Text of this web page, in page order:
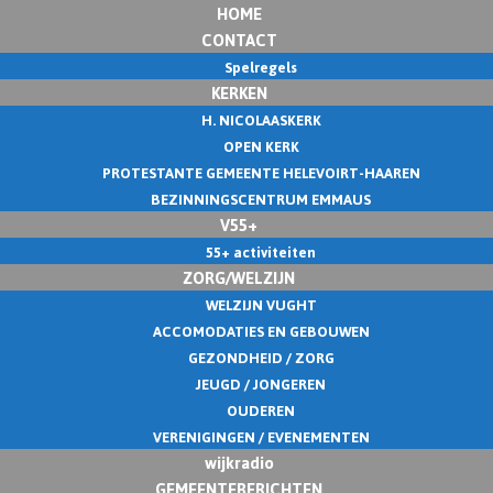
HOME
CONTACT
Spelregels
KERKEN
H. NICOLAASKERK
OPEN KERK
PROTESTANTE GEMEENTE HELEVOIRT-HAAREN
BEZINNINGSCENTRUM EMMAUS
V55+
55+ activiteiten
ZORG/WELZIJN
WELZIJN VUGHT
ACCOMODATIES EN GEBOUWEN
GEZONDHEID / ZORG
JEUGD / JONGEREN
OUDEREN
VERENIGINGEN / EVENEMENTEN
wijkradio